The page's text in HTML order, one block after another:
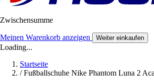
Zwischensumme
Meinen Warenkorb anzeigen Weiter einkaufen
Loading...
Startseite
/ Fußballschuhe Nike Phantom Luna 2